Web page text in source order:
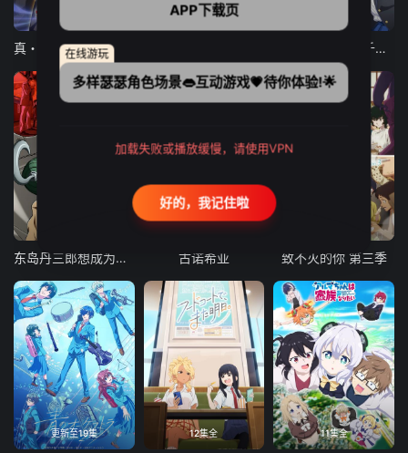
12集全
弹珠汽水瓶里的千岁同学
东岛丹三郎想成为假面骑士
更新至21集
古诺希亚 致不灭的你 第三季
更新至19集 12集全 11集全
APP下载页
在线游玩
多样瑟瑟角色场景👄互动游戏💗待你体验!🌟
加载失败或播放缓慢，请使用VPN
好的，我记住啦